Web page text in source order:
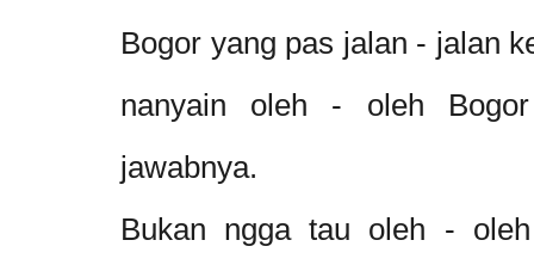
Bogor yang pas jalan - jalan
nanyain oleh - oleh
jawabnya.
Bukan ngga tau oleh -